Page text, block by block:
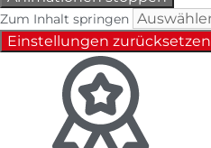
Zum Inhalt springen
Einstellungen zurücksetzen